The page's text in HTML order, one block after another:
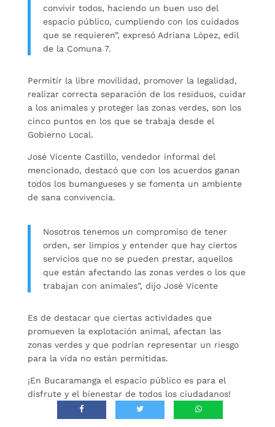
convivir todos, haciendo un buen uso del
espacio público, cumpliendo con los cuidados
que se requieren”, expresó Adriana López, edil
de la Comuna 7.
Permitir la libre movilidad, promover la legalidad,
realizar correcta separación de los residuos, cuidar
a los animales y proteger las zonas verdes, son los
cinco puntos en los que se trabaja desde el
Gobierno Local.
José Vicente Castillo, vendedor informal del
mencionado, destacó que con los acuerdos ganan
todos los bumangueses y se fomenta un ambiente
de sana convivencia.
Nosotros tenemos un compromiso de tener
orden, ser limpios y entender que hay ciertos
servicios que no se pueden prestar, aquellos
que están afectando las zonas verdes o los que
trabajan con animales”, dijo José Vicente
Es de destacar que ciertas actividades que
promueven la explotación animal, afectan las
zonas verdes y que podrían representar un riesgo
para la vida no están permitidas.
¡En Bucaramanga el espacio público es para el
disfrute y el bienestar de todos los ciudadanos!